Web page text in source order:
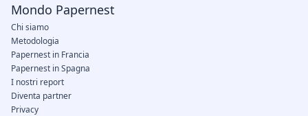
Mondo Papernest
Chi siamo
Metodologia
Papernest in Francia
Papernest in Spagna
I nostri report
Diventa partner
Privacy